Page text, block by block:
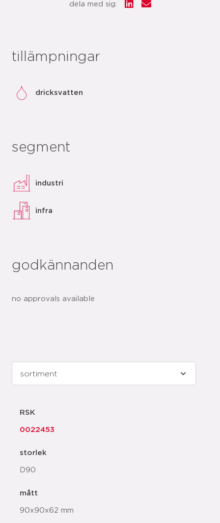
dela med sig:
tillämpningar
dricksvatten
segment
industri
infra
godkännanden
no approvals available
RSK
0022453
storlek
D90
mått
90x90x62 mm